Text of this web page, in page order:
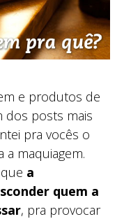
e produtos de
dos posts mais
pra vocês o
a maquiagem.
a
quem a
, pra provocar